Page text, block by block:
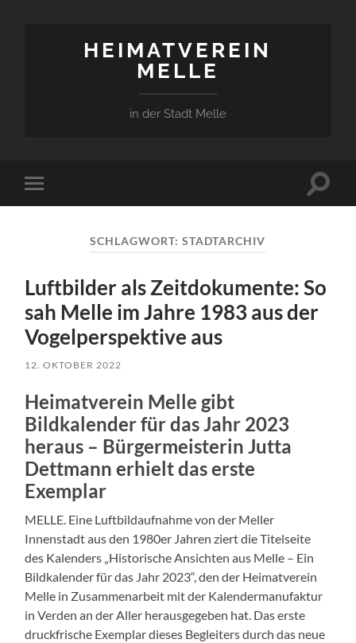
HEIMATVEREIN
MELLE
in der Stadt Melle
Mobile-
Menü
SCHLAGWORT:STADTARCHIV
Luftbilder als Zeitdokumente: So
sah Melle im Jahre 1983 aus der
Vogelperspektive aus
12. OKTOBER 2022
Heimatverein Melle gibt
Bildkalender für das Jahr 2023
heraus – Bürgermeisterin Jutta
Dettmann erhielt das erste
Exemplar
MELLE. Eine Luftbildaufnahme von der Meller
Innenstadt aus den 1980er Jahren ziert die Titelseite
des Kalenders „Historische Ansichten aus Melle – Ein
Bildkalender für das Jahr 2023“, den der Heimatverein
Melle in Zusammenarbeit mit der Kalendermanufaktur
in Verden an der Aller herausgegeben hat. Das erste
druckfrische Exemplar dieses Begleiters durch das neue